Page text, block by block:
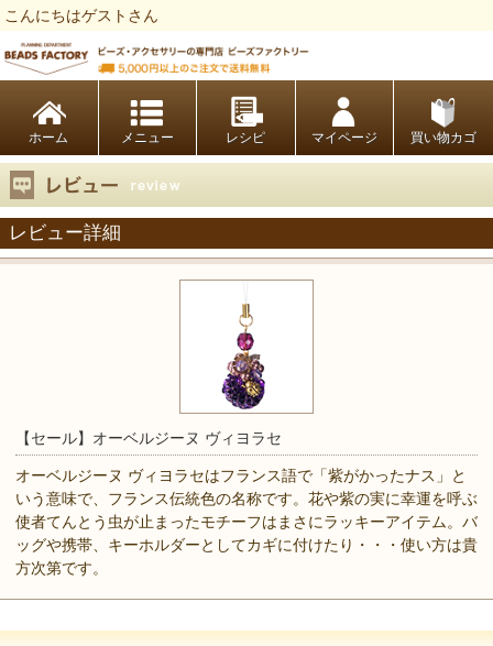
こんにちはゲストさん
ホーム レシピ マイページ 買い物カゴ
レビュー詳細
【セール】オーベルジーヌ ヴィヨラセ
オーベルジーヌ ヴィヨラセはフランス語で「紫がかったナス」と
いう意味で、フランス伝統色の名称です。花や紫の実に幸運を呼ぶ
使者てんとう虫が止まったモチーフはまさにラッキーアイテム。バ
ッグや携帯、キーホルダーとしてカギに付けたり・・・使い方は貴
方次第です。